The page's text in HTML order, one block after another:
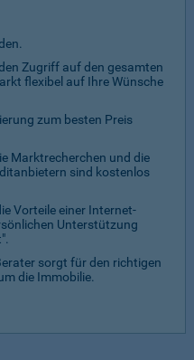
Zugriff auf den gesamten
flexibel auf Ihre Wünsche
zum besten Preis
Marktrecherchen und die
sind kostenlos
Vorteile einer Internet-
Unterstützung
sorgt für den richtigen
die Immobilie.